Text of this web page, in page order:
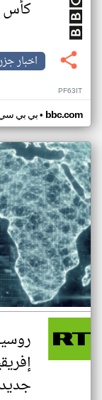
كأس
اخبار
PF63IT
بي بي• bbc.com